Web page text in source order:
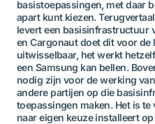
basistoepassingen, met daar
apart kunt kiezen.
levert een basisinfrastructuur
en Cargonaut doet dit voor
uitwisselbaar, het werkt
een Samsung kan bellen.
nodig zijn voor de werking
andere partijen op die
toepassingen maken. Het is
naar eigen keuze installeert